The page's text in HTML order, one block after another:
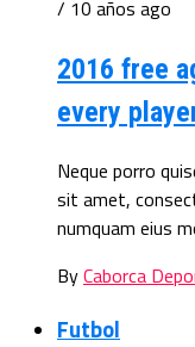
/ 10 años ago
2016 free
every
Neque porro
sit amet,
numquam eius
ByCaborca
Futbol